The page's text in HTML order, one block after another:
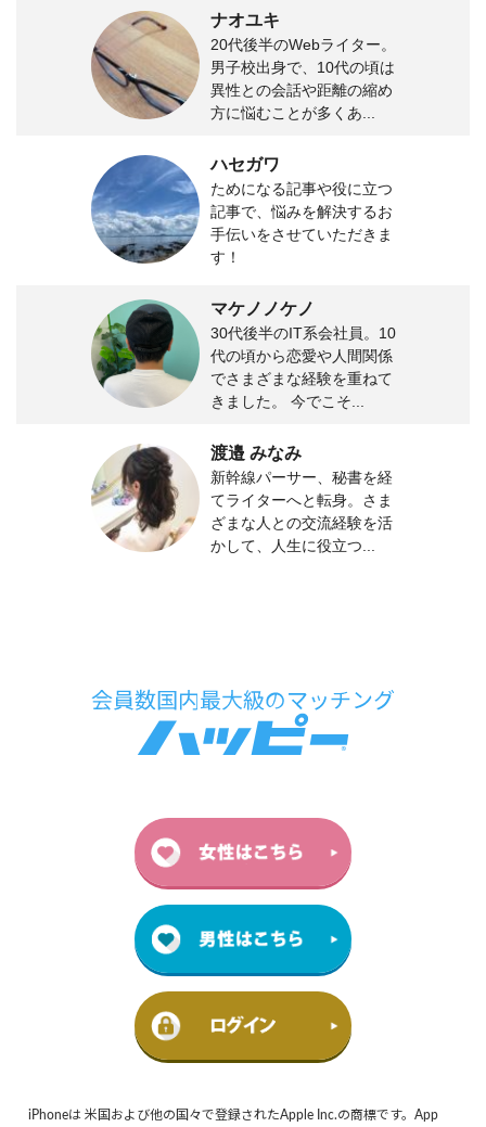
ナオユキ
20代後半のWebライター。
男子校出身で、10代の頃は
異性との会話や距離の縮め
方に悩むことが多くあ...
ハセガワ
ためになる記事や役に立つ
記事で、悩みを解決するお
手伝いをさせていただきま
す！
マケノノケノ
30代後半のIT系会社員。10
代の頃から恋愛や人間関係
でさまざまな経験を重ねて
きました。 今でこそ...
渡邉 みなみ
新幹線パーサー、秘書を経
てライターへと転身。さま
ざまな人との交流経験を活
かして、人生に役立つ...
iPhoneは 米国および他の国々で登録されたApple Inc.の商標です。App